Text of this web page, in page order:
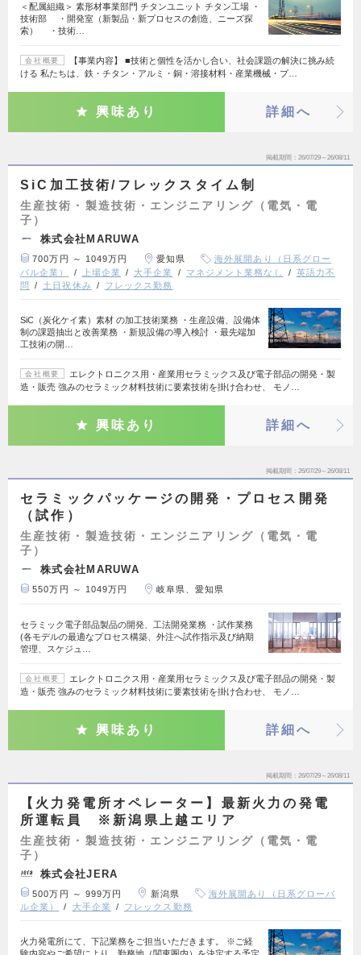
＜配属組織＞ 素形材事業部門 チタンユニット チタン工場 ・
技術部 ・開発室（新製品・新プロセスの創造、ニーズ探
索） ・技術…
会社概要
【事業内容】 ■技術と個性を活かし合い、社会課題の解決に挑み続
ける 私たちは、鉄・チタン・アルミ・銅・溶接材料・産業機械・プ…
興味あり 詳細へ
掲載期間 26/07/29～26/08/11
SiC加工技術/フレックスタイム制
生産技術・製造技術・エンジニアリング（電気・電
子）
株式会社MARUWA
700万円 ～ 1049万円 愛知県
海外展開あり（日系グロー
バル企業）
上場企業 大手企業 マネジメント業務なし
英語力不
問
土日祝休み フレックス勤務
SiC（炭化ケイ素）素材 の加工技術業務 ・生産設備、設備体
制の課題抽出と改善業務 ・新規設備の導入検討 ・最先端加
工技術の開…
会社概要
エレクトロニクス用・産業用セラミックス及び電子部品の開発・製
造・販売 強みのセラミック材料技術に要素技術を掛け合わせ、 モノ…
興味あり 詳細へ
掲載期間 26/07/29～26/08/11
セラミックパッケージの開発・プロセス開発
（試作）
生産技術・製造技術・エンジニアリング（電気・電
子）
株式会社MARUWA
550万円 ～ 1049万円 岐阜県、愛知県
セラミック電子部品製品の開発、工法開発業務 ・試作業務
(各モデルの最適なプロセス構築、外注へ試作指示及び納期
管理、スケジュ…
会社概要
エレクトロニクス用・産業用セラミックス及び電子部品の開発・製
造・販売 強みのセラミック材料技術に要素技術を掛け合わせ、 モノ…
興味あり 詳細へ
掲載期間 26/07/29～26/08/11
【火力発電所オペレーター】最新火力の発電
所運転員 ※新潟県上越エリア
生産技術・製造技術・エンジニアリング（電気・電
子）
株式会社JERA
500万円 ～ 999万円 新潟県
海外展開あり（日系グローバ
ル企業）
大手企業 フレックス勤務
火力発電所にて、下記業務をご担当いただきます。 ※ご経